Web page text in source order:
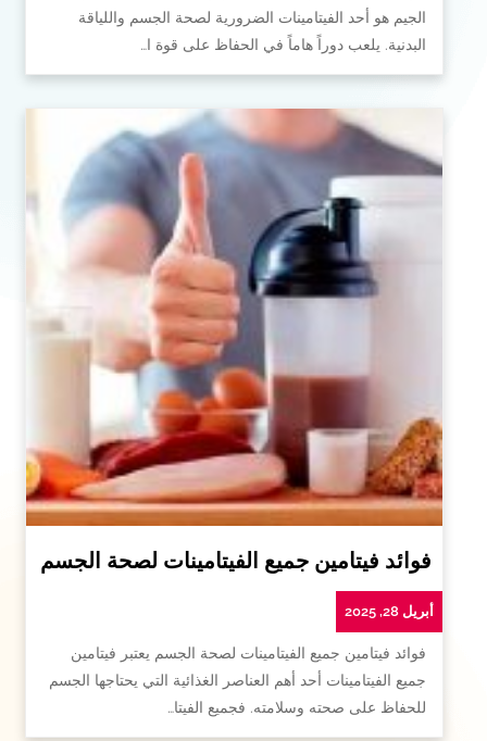
الجيم هو أحد الفيتامينات الضرورية لصحة الجسم واللياقة
البدنية. يلعب دوراً هاماً في الحفاظ على قوة ا…
فوائد فيتامين جميع الفيتامينات لصحة الجسم
أبريل 28, 2025
فوائد فيتامين جميع الفيتامينات لصحة الجسم يعتبر فيتامين
جميع الفيتامينات أحد أهم العناصر الغذائية التي يحتاجها الجسم
للحفاظ على صحته وسلامته. فجميع الفيتا…